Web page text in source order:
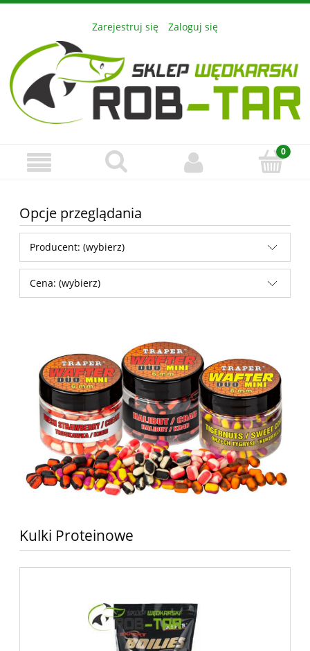
Zarejestruj się Zaloguj się
Opcje przeglądania
Producent: (wybierz)
Cena: (wybierz)
Kulki Proteinowe